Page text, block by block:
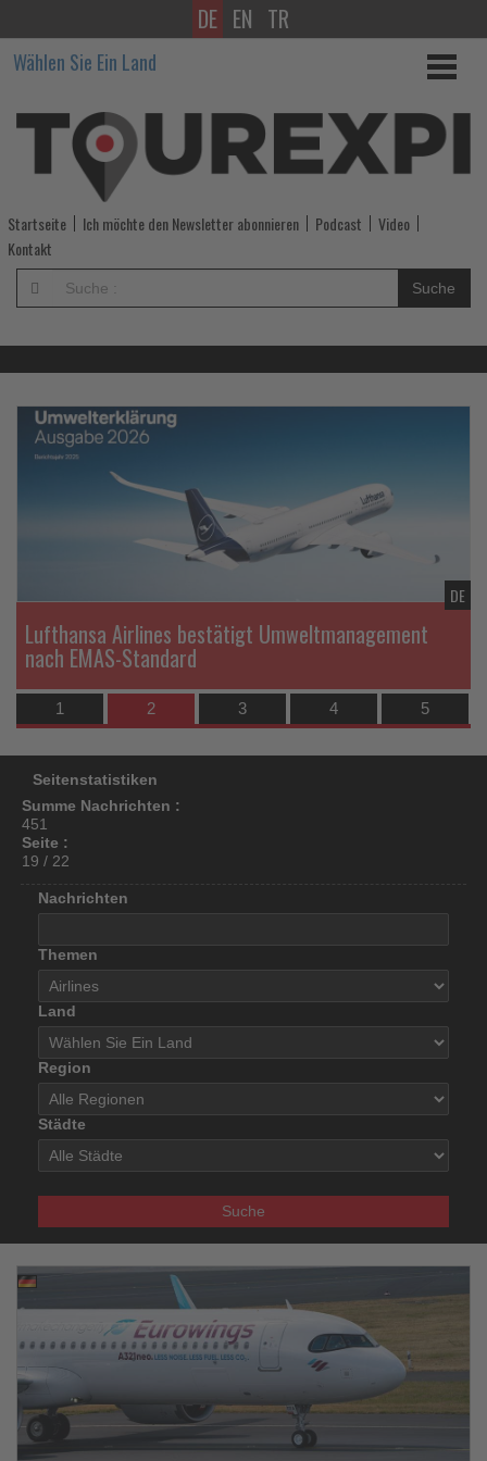
Wissen,
was
im
Tourismus
los
ist!
Wissen,
was
im
Tourismus
los
DE EN TR
Wählen Sie Ein Land
Startseite Ich möchte den Newsletter abonnieren Podcast
Video
Kontakt
Suche
Lesen
die
Lufthansa Airlines bestätigt Umweltmanagement
nach EMAS-Standard
DE
1 2 3 4 5
Seitenstatistiken
Summe Nachrichten :
451
Seite :
19 / 22
Nachrichten
Themen
Land
Region
Städte
Suche
30.08.2025